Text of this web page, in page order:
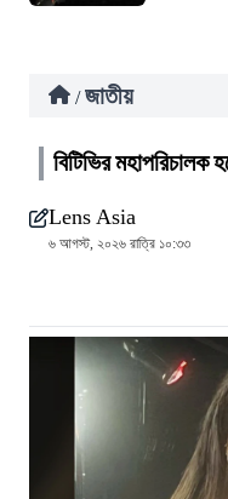
/ জাতীয়
বিটিভির মহাপরিচালক
Lens Asia
৬ আগস্ট, ২০২৬ রাত্রি ১০:৩৩